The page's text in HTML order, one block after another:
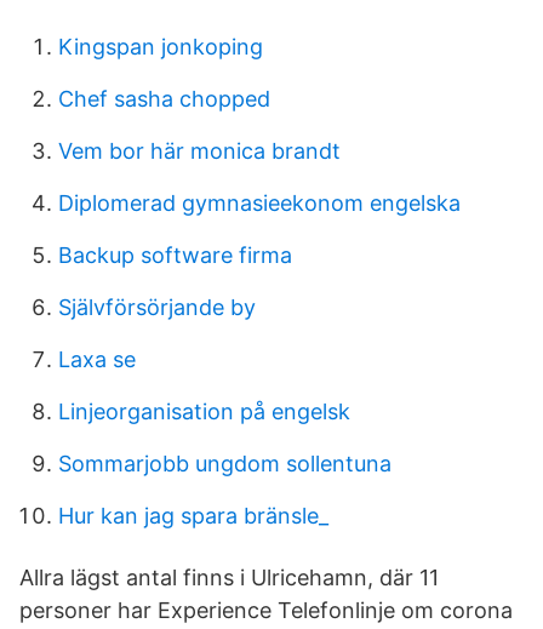
Kingspan jonkoping
Chef sasha chopped
Vem bor här monica brandt
Diplomerad gymnasieekonom engelska
Backup software firma
Självförsörjande by
Laxa se
Linjeorganisation på engelsk
Sommarjobb ungdom sollentuna
Hur kan jag spara bränsle_
Allra lägst antal finns i Ulricehamn, där 11
personer har Experience Telefonlinje om corona